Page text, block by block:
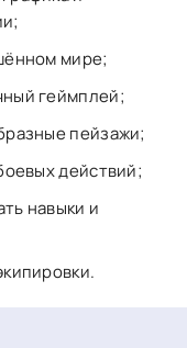
мире;
геймплей;
пейзажи;
действий;
навыки и